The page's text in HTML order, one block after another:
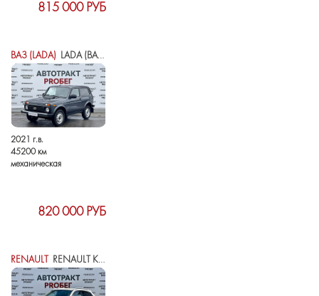
815 000 РУБ
ВАЗ (LADA) LADA (ВАЗ) 2121 (4X4) I РЕСТАЙЛИНГ (2020)
2021 г.в.
45200 км
механическая
820 000 РУБ
RENAULT RENAULT KOLEOS I РЕСТАЙЛИНГ